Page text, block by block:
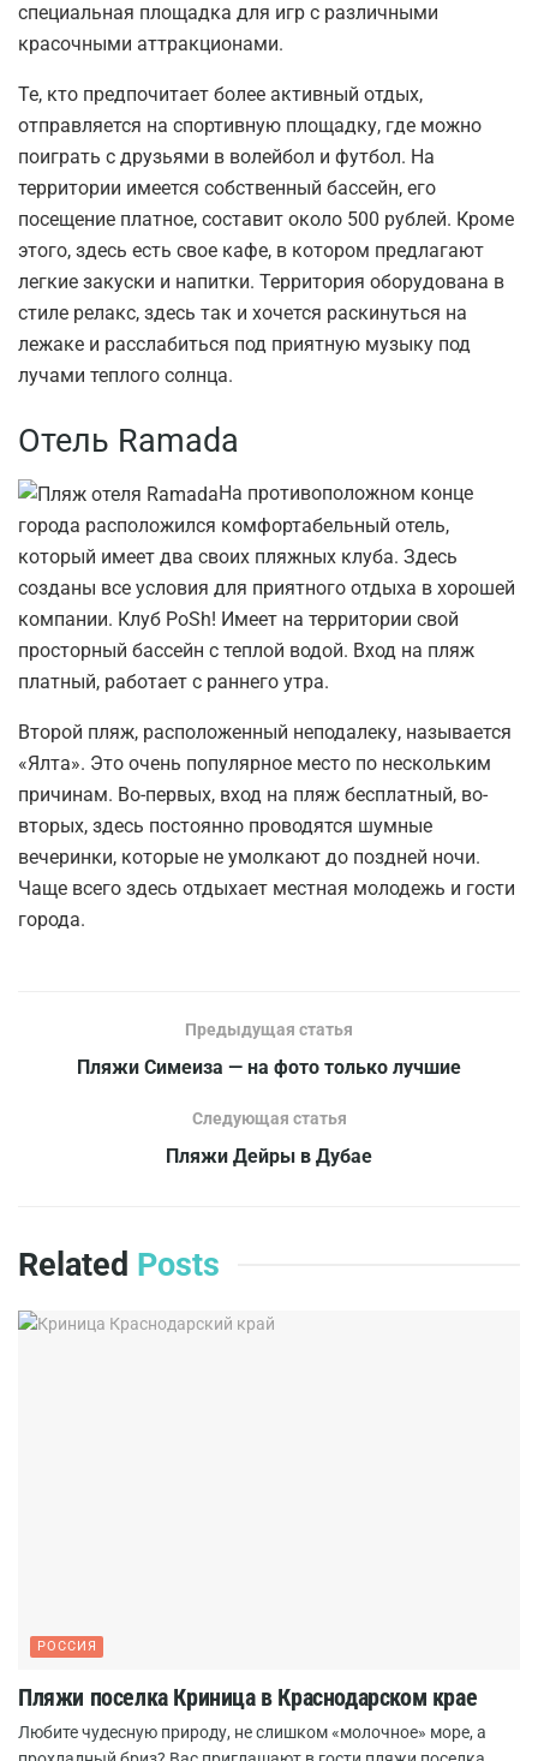
специальная площадка для игр с различными
красочными аттракционами.
Те, кто предпочитает более активный отдых,
отправляется на спортивную площадку, где можно
поиграть с друзьями в волейбол и футбол. На
территории имеется собственный бассейн, его
посещение платное, составит около 500 рублей. Кроме
этого, здесь есть свое кафе, в котором предлагают
легкие закуски и напитки. Территория оборудована в
стиле релакс, здесь так и хочется раскинуться на
лежаке и расслабиться под приятную музыку под
лучами теплого солнца.
Отель Ramada
На противоположном конце
города расположился комфортабельный отель,
который имеет два своих пляжных клуба. Здесь
созданы все условия для приятного отдыха в хорошей
компании. Клуб PoSh! Имеет на территории свой
просторный бассейн с теплой водой. Вход на пляж
платный, работает с раннего утра.
Второй пляж, расположенный неподалеку, называется
«Ялта». Это очень популярное место по нескольким
причинам. Во-первых, вход на пляж бесплатный, во-
вторых, здесь постоянно проводятся шумные
вечеринки, которые не умолкают до поздней ночи.
Чаще всего здесь отдыхает местная молодежь и гости
города.
Предыдущая статья
Пляжи Симеиза — на фото только лучшие
Следующая статья
Пляжи Дейры в Дубае
Related Posts
РОССИЯ
Пляжи поселка Криница в Краснодарском крае
Любите чудесную природу, не слишком «молочное» море, а